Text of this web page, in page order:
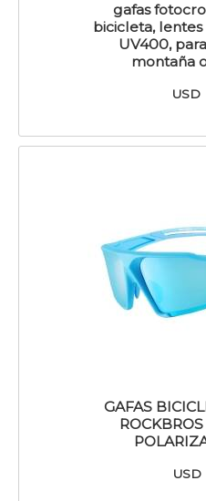
gafas
bicicleta,
UV400,
montaña
USD
GAFAS
USD